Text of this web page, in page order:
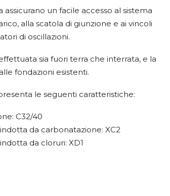
un facile accesso al sistema
alla scatola di giunzione e ai vincoli
di oscillazioni.
sia fuori terra che interrata, e la
fondazioni esistenti.
le seguenti caratteristiche:
C32/40
da carbonatazione: XC2
da cloruri: XD1